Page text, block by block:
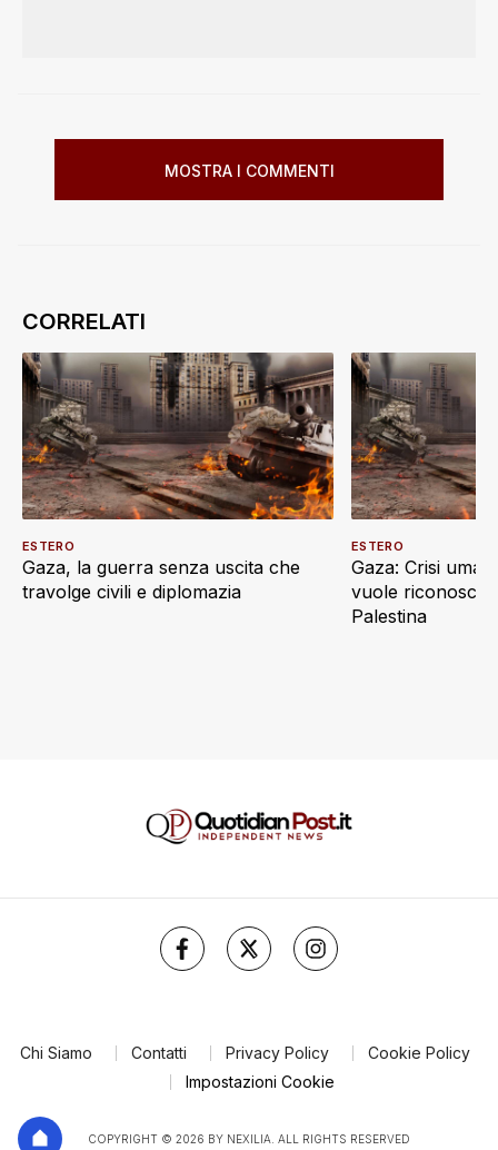
MOSTRA I COMMENTI
Gaza, la guerra senza uscita che
travolge civili e diplomazia
ESTERO
Gaza: Crisi
vuole
Palestina
ESTERO
Chi Siamo Contatti Privacy Policy
Cookie Policy
Impostazioni Cookie
COPYRIGHT © 2026 BY NEXILIA. ALL RIGHTS RESERVED